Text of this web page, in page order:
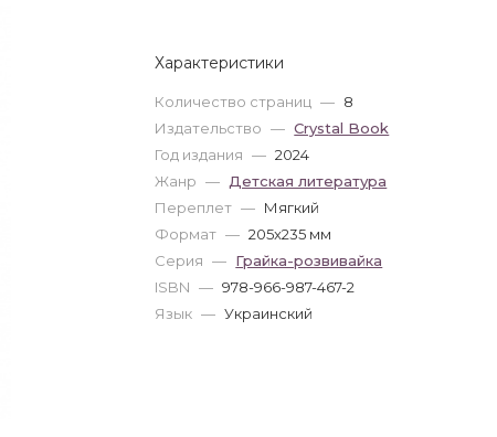
Характеристики
Количество страниц — 8
Издательство — Crystal Book
Год издания — 2024
Жанр — Детская литература
Переплет — Мягкий
Формат — 205x235 мм
Серия — Грайка-розвивайка
ISBN — 978-966-987-467-2
Язык — Украинский